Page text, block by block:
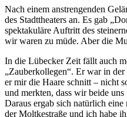
Nach einem anstrengenden
des Stadttheaters an. Es gab
spektakuläre Auftritt des
wir waren zu müde. Aber die
In die Lübecker Zeit fällt auch
Zauberkollegen . Er war in der
er mir die Haare schnitt ‒ nicht
und merkten, dass wir beide
Daraus ergab sich natürlich
der Moltkestraße und ich habe